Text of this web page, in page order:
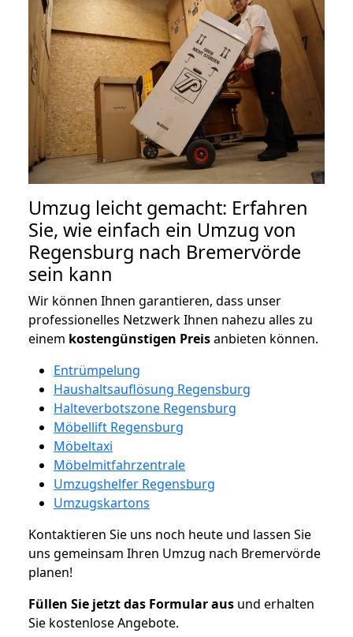
Umzug leicht gemacht: Erfahren
Sie, wie einfach ein Umzug von
Regensburg nach Bremervörde
sein kann
Wir können Ihnen garantieren, dass unser
professionelles Netzwerk Ihnen nahezu alles zu
einem kostengünstigen Preisanbieten können.
Entrümpelung
Haushaltsauflösung Regensburg
Halteverbotszone Regensburg
Möbellift Regensburg
Möbeltaxi
Möbelmitfahrzentrale
Umzugshelfer Regensburg
Umzugskartons
Kontaktieren Sie uns noch heute und lassen Sie
uns gemeinsam Ihren Umzug nach Bremervörde
planen!
Füllen Sie jetzt das Formular aus und erhalten
Sie kostenlose Angebote.